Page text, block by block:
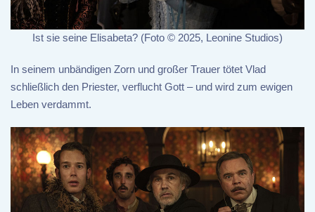
Ist sie seine Elisabeta? (Foto © 2025, Leonine Studios)
In seinem unbändigen Zorn und großer Trauer tötet Vlad
schließlich den Priester, verflucht Gott – und wird zum ewigen
Leben verdammt.